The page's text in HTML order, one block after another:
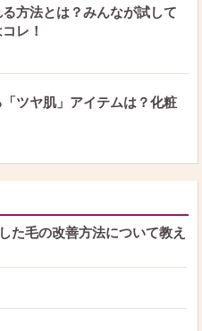
方法とは？みんなが試して
レ！
ツヤ肌」アイテムは？化粧
た毛の改善方法について教え